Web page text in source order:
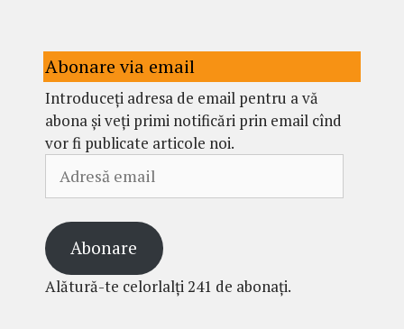
Abonare via email
Introduceți adresa de email pentru a vă
abona și veți primi notificări prin email cînd
vor fi publicate articole noi.
email
Abonare
Alătură-te celorlalți 241 de abonați.